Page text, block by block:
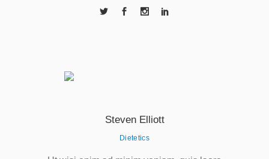
Steven Elliott
Dietetics